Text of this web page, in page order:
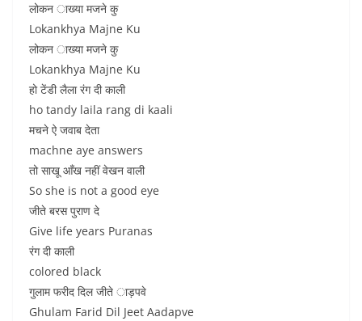
लोकन ाख्या मजने कु
Lokankhya Majne Ku
लोकन ाख्या मजने कु
Lokankhya Majne Ku
हो टेंडी लैला रंग दी काली
ho tandy laila rang di kaali
मचने ऐ जवाब देता
machne aye answers
तो साखू आँख नहीं वेखन वाली
So she is not a good eye
जीते बरस पुराण दे
Give life years Puranas
रंग दी काली
colored black
गुलाम फरीद दिल जीते ाड़पवे
Ghulam Farid Dil Jeet Aadapve